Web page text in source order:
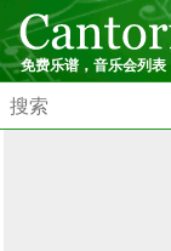
免费乐谱，音乐会列表